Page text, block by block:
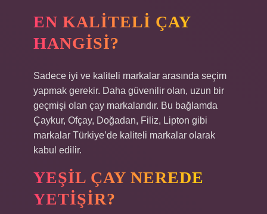
EN KALITELI ÇAY
HANGISI?
Sadece iyi ve kaliteli markalar arasında seçim
yapmak gerekir. Daha güvenilir olan, uzun bir
geçmişi olan çay markalarıdır. Bu bağlamda
Çaykur, Ofçay, Doğadan, Filiz, Lipton gibi
markalar Türkiye’de kaliteli markalar olarak
kabul edilir.
YEŞIL ÇAY NEREDE
YETIŞIR?